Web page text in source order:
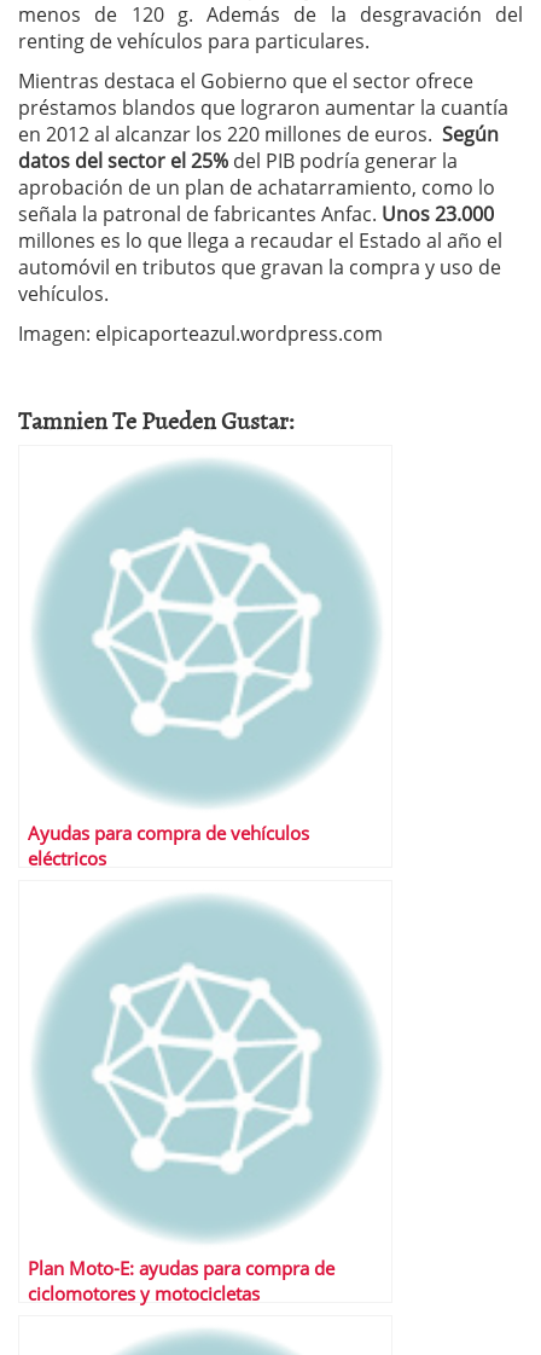
menos de 120 g. Además de la desgravación del
renting de vehículos para particulares.
Mientras destaca el Gobierno que el sector ofrece
préstamos blandos que lograron aumentar la cuantía
en 2012 al alcanzar los 220 millones de euros. Según
datos del sector el 25% del PIB podría generar la
aprobación de un plan de achatarramiento, como lo
señala la patronal de fabricantes Anfac. Unos 23.000
millones es lo que llega a recaudar el Estado al año el
automóvil en tributos que gravan la compra y uso de
vehículos.
Imagen: elpicaporteazul.wordpress.com
Tamnien Te Pueden Gustar:
Ayudas para compra de vehículos
eléctricos
Plan Moto-E: ayudas para compra de
ciclomotores y motocicletas